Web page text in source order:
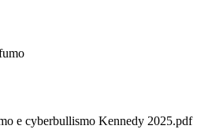
e cyberbullismo Kennedy 2025.pdf